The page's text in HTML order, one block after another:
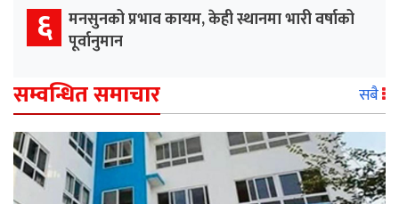
६ मनसुनको प्रभाव कायम, केही स्थानमा भारी वर्षाको
पूर्वानुमान
सम्वन्धित समाचार सबै